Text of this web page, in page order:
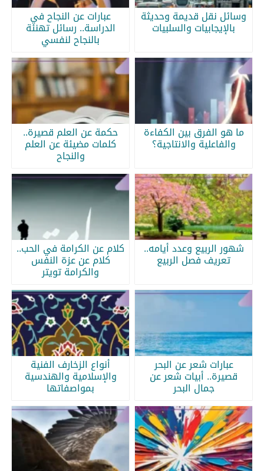
وسائل نقل قديمة وحديثة
بالإيجابيات والسلبيات
عبارات عن النجاح في
الدراسة.. رسائل تهنئة
بالنجاح لنفسي
ما هو الفرق بين الكفاءة
والفاعلية والانتاجية؟
حكمة عن العلم قصيرة..
كلمات مضيئة عن العلم
والنجاح
شهور الربيع وعدد أيامه..
تعريف فصل الربيع
كلام عن الكرامة في الحب..
كلام عن عزة النفس
والكرامة تويتر
عبارات شعر عن البحر
قصيرة.. أبيات شعر عن
جمال البحر
أنواع الزخارف الفنية
والإسلامية والهندسية
بمواصفاتها